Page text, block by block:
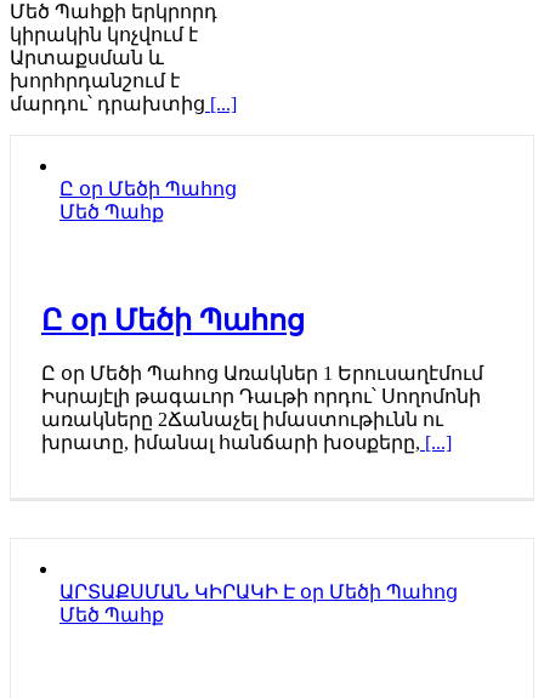
Մեծ Պահքի երկրորդ
կիրակին կոչվում է
Արտաքսման և
խորհրդանշում է
մարդու՝ դրախտից [...]
Ը օր Մեծի Պահոց
Մեծ Պահք
Ը օր Մեծի Պահոց
Ը օր Մեծի Պահոց Առակներ 1 Երուսաղէմում
Իսրայէլի թագաւոր Դաւթի որդու՝ Սողոմոնի
առակները 2Ճանաչել իմաստութիւնն ու
խրատը, իմանալ հանճարի խօսքերը, [...]
ԱՐՏԱՔՍՄԱՆ ԿԻՐԱԿԻ Է օր Մեծի Պահոց
Մեծ Պահք